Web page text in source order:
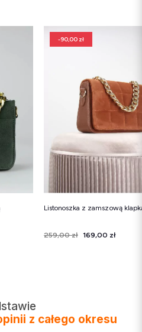
-90,00 zł
Listonoszka z zamszową
Cena
Cena regularna
259,00 zł 169,00 zł
z całego okresu